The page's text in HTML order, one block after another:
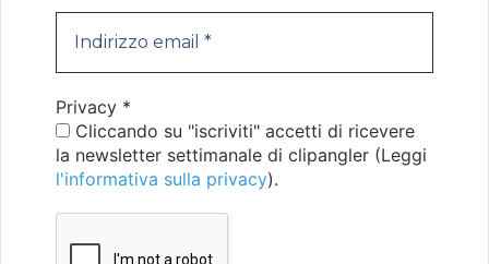
Privacy *
Cliccando su "iscriviti" accetti di ricevere
la newsletter settimanale di clipangler (Leggi
l'informativa sulla privacy).